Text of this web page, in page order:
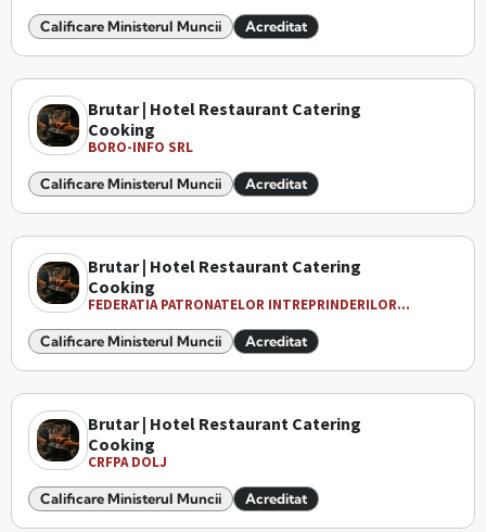
Calificare Ministerul Muncii Acreditat
Brutar | Hotel Restaurant Catering
Cooking
BORO-INFO SRL
Calificare Ministerul Muncii Acreditat
Brutar | Hotel Restaurant Catering
Cooking
FEDERATIA PATRONATELOR INTREPRINDERILOR...
Calificare Ministerul Muncii Acreditat
Brutar | Hotel Restaurant Catering
Cooking
CRFPA DOLJ
Calificare Ministerul Muncii Acreditat